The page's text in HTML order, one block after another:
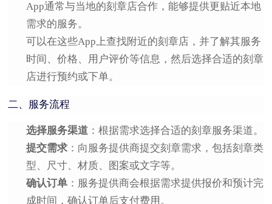
App通常与当地的刻章店合作，能够提供更贴近本地
需求的服务。
可以在这些App上查找附近的刻章店，并了解其服务
时间、价格、用户评价等信息，然后选择合适的刻章
店进行预约或下单。
二、服务流程
选择服务渠道 ：根据需求选择合适的刻章服务渠道。
提交需求 ：向服务提供商提交刻章需求，包括刻章类
型、尺寸、材质、图案或文字等。
确认订单 ：服务提供商会根据需求提供报价和预计完
成时间，确认订单后支付费用。